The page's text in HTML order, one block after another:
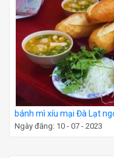
bánh mì xíu mại Đà Lạt
Ngày đăng: 10 - 07 - 2023